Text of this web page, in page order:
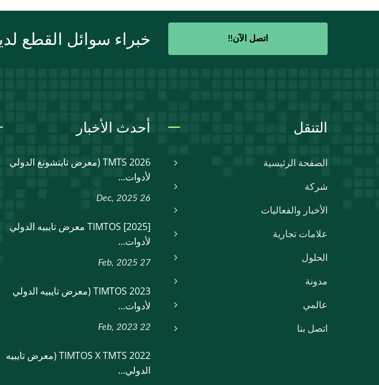
خبراء سوائل القطع اتصل الآن!!
أحدث الأخبار
TMTS 2026 (معرض تايتشونغ الدولي
لأدوات...
26 Dec, 2025
[2025] TIMTOS معرض تايبيه الدولي
لأدوات...
27 Feb, 2025
TIMTOS 2023 (معرض تايبيه الدولي
لأدوات...
22 Feb, 2023
TIMTOS X TMTS 2022 (معرض تايبيه
الدولي...
التنقل
الصفحة الرئيسية
شركة
الأخبار والفعاليات
علامات تجارية
الحلول
مدونة
عالمي
اتصل بنا